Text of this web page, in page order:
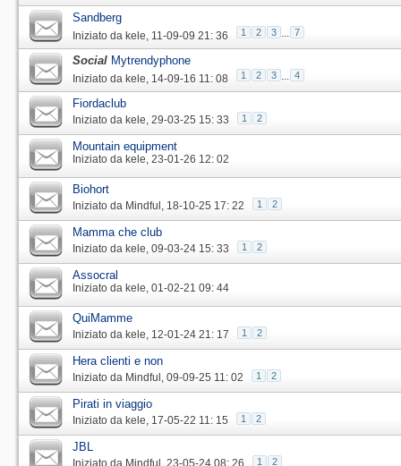
Sandberg
Iniziato da kele‎, 11-09-09 21: 36 1 2 3 ... 7
Social Mytrendyphone
Iniziato da kele‎, 14-09-16 11: 08 1 2 3 ... 4
Fiordaclub
Iniziato da kele‎, 29-03-25 15: 33 1 2
Mountain equipment
Iniziato da kele‎, 23-01-26 12: 02
Biohort
Iniziato da Mindful‎, 18-10-25 17: 22 1 2
Mamma che club
Iniziato da kele‎, 09-03-24 15: 33 1 2
Assocral
Iniziato da kele‎, 01-02-21 09: 44
QuiMamme
Iniziato da kele‎, 12-01-24 21: 17 1 2
Hera clienti e non
Iniziato da Mindful‎, 09-09-25 11: 02 1 2
Pirati in viaggio
Iniziato da kele‎, 17-05-22 11: 15 1 2
JBL
Iniziato da Mindful‎, 23-05-24 08: 26 1 2